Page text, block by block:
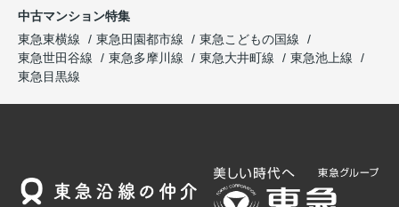
中古マンション特集
東急東横線
東急田園都市線
東急こどもの国線
東急世田谷線
東急多摩川線 東急大井町線
東急池上線
東急目黒線